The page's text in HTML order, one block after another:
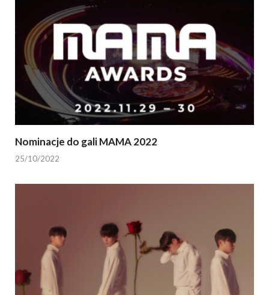
Nominacje do gali MAMA 2022
25/10/2022